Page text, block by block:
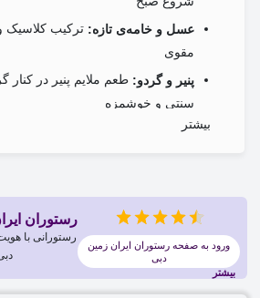
عسل و خامه‌ی تازه: ترکیب کلاسیک
مقوی
پنیر و گردو: طعم ملایم پنیر در کنار
سنتی و خوشمزه
حلوا ارده (ارده و شیره):
کره و مربا:لذتی نوستالژیک و ساده
نان تازه تنوری
بیشتر
رستوران
رستورانی با
ورود به صفحه رستوران ایران زمین
دبی
بیشتر